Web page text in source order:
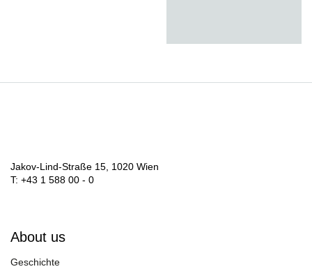
Jakov-Lind-Straße 15, 1020 Wien
T: +43 1 588 00 - 0
About us
Geschichte